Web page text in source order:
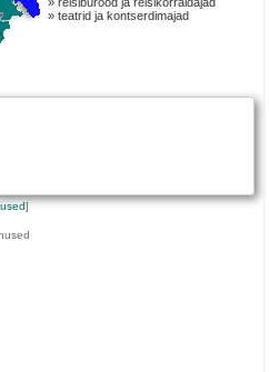
» teatrid ja kontserdimajad
]